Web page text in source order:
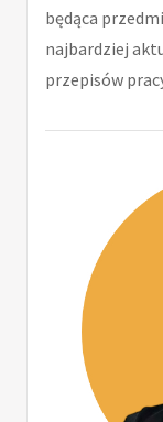
będąca
najbardziej
przepisów